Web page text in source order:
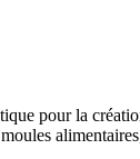
pour la